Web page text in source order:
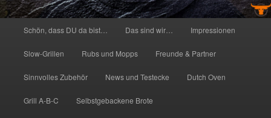
Schön, dass DU da bist… Das sind wir… Impressionen
Slow-Grillen Rubs und Mopps Freunde & Partner
Sinnvolles Zubehör News und Testecke Dutch Oven
Grill A-B-C Selbstgebackene Brote